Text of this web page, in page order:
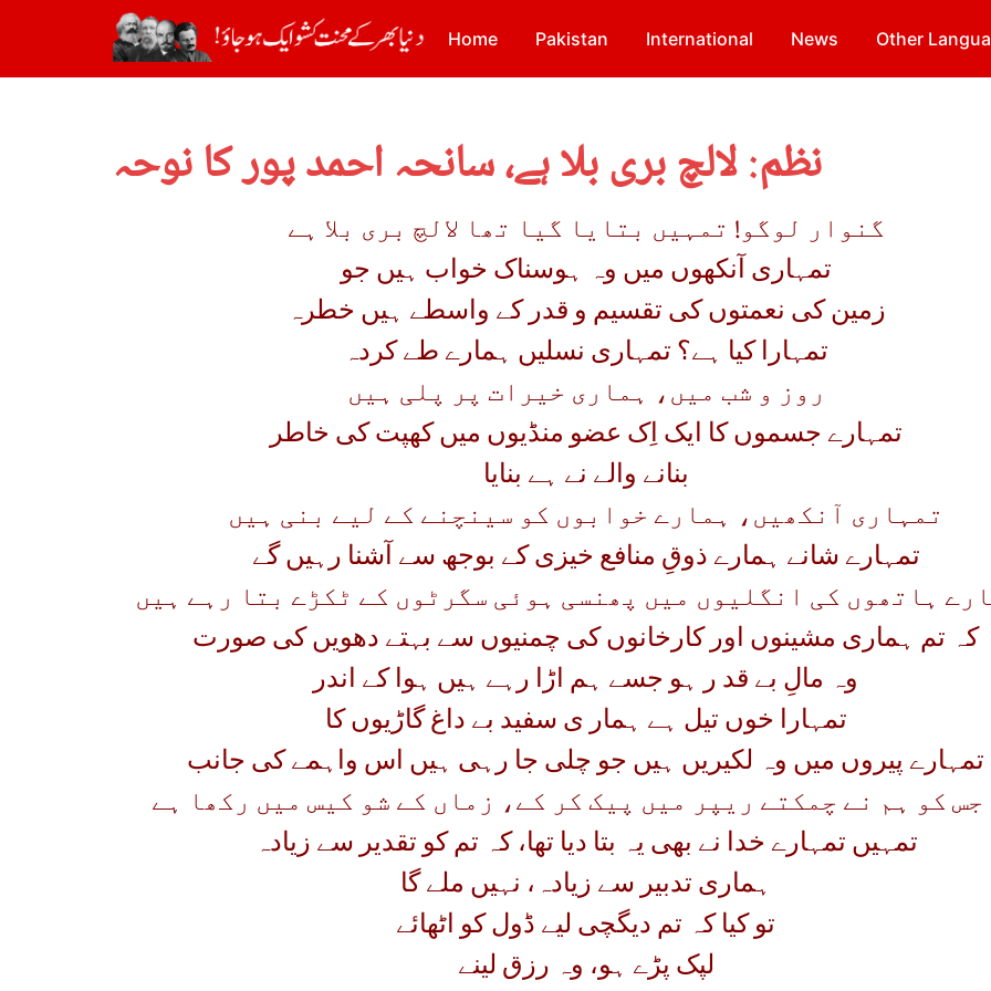
Home Pakistan International News Other
نظم: لالچ بری بلا ہے، سانحہ احمد پور کا نوحہ
گنوار لوگو! تمہیں بتایا گیا تھا لالچ بری بلا ہے
تمہاری آنکھوں میں وہ ہوسناک خواب ہیں جو
زمین کی نعمتوں کی تقسیم و قدر کے واسطے ہیں خطرہ
تمہارا کیا ہے؟ تمہاری نسلیں ہمارے طے کردہ
روز و شب میں، ہماری خیرات پر پلی ہیں
تمہارے جسموں کا ایک اِک عضو منڈیوں میں کھپت کی خاطر
بنانے والے نے ہے بنایا
تمہاری آنکھیں، ہمارے خوابوں کو سینچنے کے لیے بنی ہیں
تمہارے شانے ہمارے ذوقِ منافع خیزی کے بوجھ سے آشنا رہیں گے
ہاتھوں کی انگلیوں میں پھنسی ہوئی سگرٹوں کے ٹکڑے بتا رہے ہیں
کہ تم ہماری مشینوں اور کارخانوں کی چمنیوں سے بہتے دھویں کی صورت
وہ مالِ بے قد ر ہو جسے ہم اڑا رہے ہیں ہوا کے اندر
تمہارا خوں تیل ہے ہمار ی سفید بے داغ گاڑیوں کا
تمہارے پیروں میں وہ لکیریں ہیں جو چلی جا رہی ہیں اس واہمے کی جانب
جس کو ہم نے چمکتے ریپر میں پیک کر کے، زماں کے شو کیس میں رکھا ہے
تمہیں تمہارے خدا نے بھی یہ بتا دیا تھا، کہ تم کو تقدیر سے زیادہ
ہماری تدبیر سے زیادہ، نہیں ملے گا
تو کیا کہ تم دیگچی لیے ڈول کو اٹھائے
لپک پڑے ہو، وہ رزق لینے